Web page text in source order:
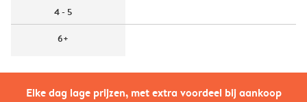
Elke dag lage prijzen, met extra voordeel bij aankoop
4 - 5
6+